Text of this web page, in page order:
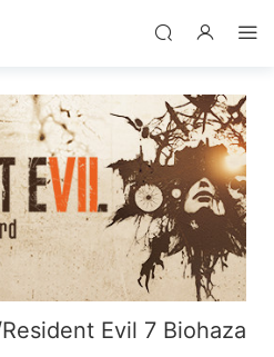
Evil 7 Biohaza